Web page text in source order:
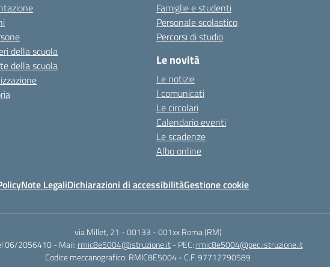
della scuola
della scuola
Famiglie e studenti
Personale scolastico
Percorsi di studio
Le novità
Le notizie
I comunicati
Le circolari
Calendario eventi
Le scadenze
Albo online
Note LegaliDichiarazioni di accessibilitàGestione cookie
via Millet, 21 - 00133 -001xx Roma (RM)
06/2056410 - Mail: rmic8e5004@istruzione.it - PEC: rmic8e5004@pec.istruzione.it
Codice meccanografico: RMIC8E5004- C.F. 97712790589